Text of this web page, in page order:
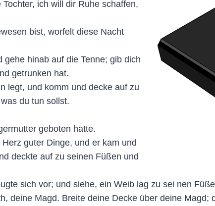
ich will dir Ruhe schaffen,
bist, worfelt diese Nacht
hinab auf die Tenne; gib dich
getrunken hat.
legt, und komm und decke auf zu
du tun sollst.
geboten hatte.
guter Dinge, und er kam und
deckte auf zu seinen Füßen und
sich vor; und siehe, ein Weib lag zu sei nen
deine Magd. Breite deine Decke über deine Magd;